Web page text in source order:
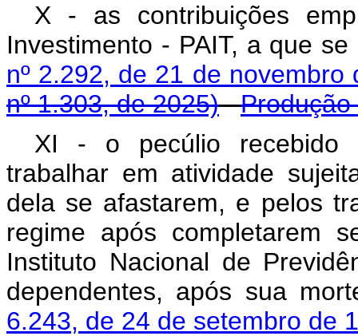
X - as contribuições
Investimento - PAIT, a que
nº 2.292, de 21 de novembro
nº 1.303, de 2025)
XI - o pecúlio recebido
trabalhar em atividade
dela se afastarem, e pelos
regime após completarem
Instituto Nacional de
dependentes, após sua
6.243, de 24 de setembro de